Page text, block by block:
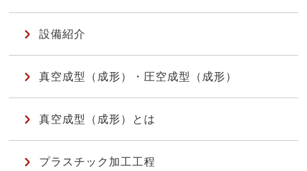
設備紹介
真空成型（成形）・圧空成型（成形）
真空成型（成形）とは
プラスチック加工工程